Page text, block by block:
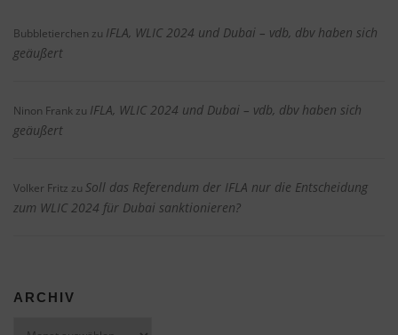
Bubbletierchen zu IFLA, WLIC 2024 und Dubai – vdb, dbv haben sich
geäußert
Ninon Frank zu IFLA, WLIC 2024 und Dubai – vdb, dbv haben sich
geäußert
Volker Fritz zu Soll das Referendum der IFLA nur die Entscheidung
zum WLIC 2024 für Dubai sanktionieren?
ARCHIV